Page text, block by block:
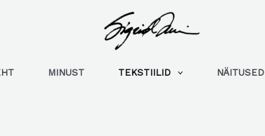
MINUST TEKSTIILID NÄITUSED